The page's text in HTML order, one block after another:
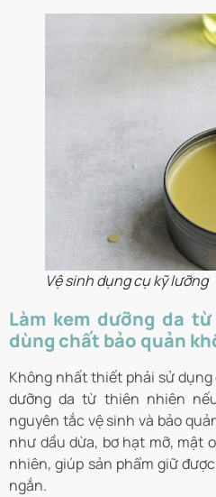
Vệ sinh dụng cụ kỹ lưỡng
Làm kem dưỡng da
dùng chất bảo quản
Không nhất thiết phải sử
dưỡng da từ thiên nhiên
nguyên tắc vệ sinh và bảo
như dầu dừa, bơ hạt mỡ, mật
nhiên, giúp sản phẩm giữ
ngắn.